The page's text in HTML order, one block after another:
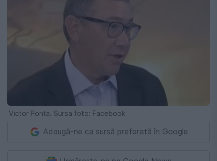
Victor Ponta. Sursa foto: Facebook
Adaugă-ne ca sursă preferată în Google